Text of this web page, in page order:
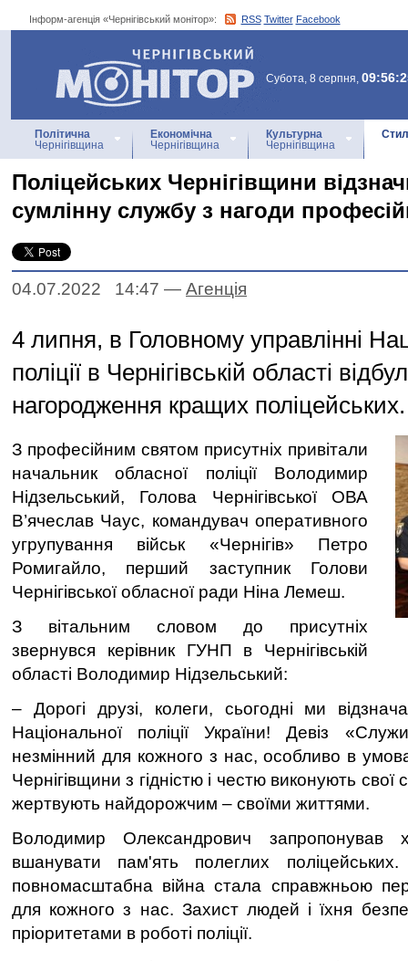
Інформ-агенція «Чернігівський монітор»: RSS Twitter Facebook
Інформ-агенція
«Чернігівський монітор»
Субота, 8 серпня,
Політична
Чернігівщина
Економічна
Чернігівщина
Культурна
Чернігівщина
Поліцейських Чернігівщини
сумлінну службу з нагоди
04.07.2022 14:47 — Агенцiя
4 липня, в Головному управлінні
поліції в Чернігівській області
нагородження кращих поліцейських.
З професійним святом присутніх привітали
начальник обласної поліції Володимир
Нідзельський, Голова Чернігівської ОВА
В’ячеслав Чаус, командувач оперативного
угрупування військ «Чернігів» Петро
Ромигайло, перший заступник Голови
Чернігівської обласної ради Ніна Лемеш.
З вітальним словом до присутніх
звернувся керівник ГУНП в Чернігівській
області Володимир Нідзельський:
– Дорогі друзі, колеги, сьогодні ми
Національної поліції України! Девіз
незмінний для кожного з нас, особливо в
Чернігівщини з гідністю і честю виконують свої
жертвують найдорожчим – своїми життями.
Володимир Олександрович запропонував
вшанувати пам'ять полеглих
повномасштабна війна стала справжньою
для кожного з нас. Захист людей і їхня
пріоритетами в роботі поліції.